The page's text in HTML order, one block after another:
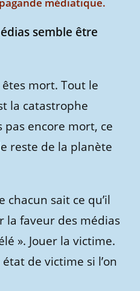
médiatique.
semble être
êtes mort. Tout le
la catastrophe
pas encore mort, ce
reste de la planète
sait ce qu’il
faveur des médias
». Jouer la victime.
de victime si l’on